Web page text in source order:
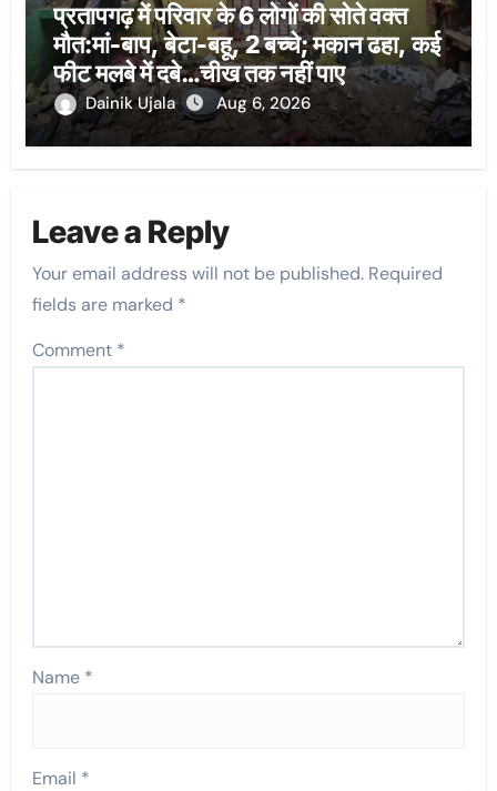
प्रतापगढ़ में परिवार के 6 लोगों की सोते वक्त
मौत:मां-बाप, बेटा-बहू, 2 बच्चे; मकान ढहा, कई
फीट मलबे में दबे…चीख तक नहीं पाए
Dainik Ujala Aug 6, 2026
Leave a Reply
Your email address will not be published. Required
fields are marked *
Comment *
Name *
Email *